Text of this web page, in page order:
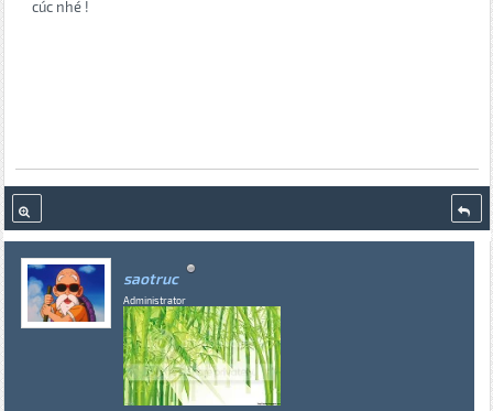
cúc nhé !
saotruc
Administrator